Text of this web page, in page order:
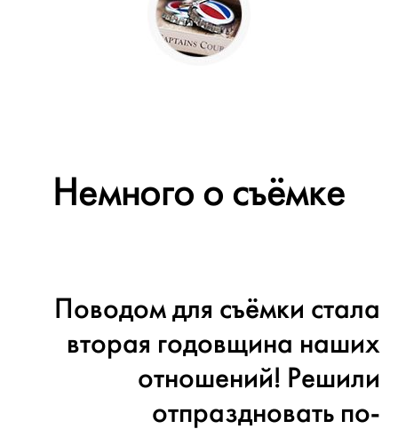
Немного о съёмке
Поводом для съёмки стала
вторая годовщина наших
отношений! Решили
отпраздновать по-